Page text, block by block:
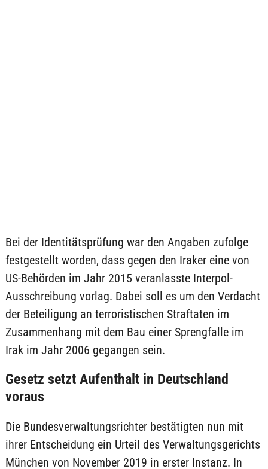
Bei der Identitätsprüfung war den Angaben zufolge
festgestellt worden, dass gegen den Iraker eine von
US-Behörden im Jahr 2015 veranlasste Interpol-
Ausschreibung vorlag. Dabei soll es um den Verdacht
der Beteiligung an terroristischen Straftaten im
Zusammenhang mit dem Bau einer Sprengfalle im
Irak im Jahr 2006 gegangen sein.
Gesetz setzt Aufenthalt in Deutschland
voraus
Die Bundesverwaltungsrichter bestätigten nun mit
ihrer Entscheidung ein Urteil des Verwaltungsgerichts
München von November 2019 in erster Instanz. In